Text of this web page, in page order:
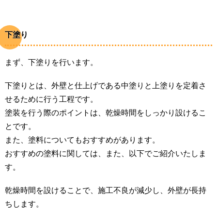
下塗り
まず、下塗りを行います。
下塗りとは、外壁と仕上げである中塗りと上塗りを定着さ
せるために行う工程です。
塗装を行う際のポイントは、乾燥時間をしっかり設けるこ
とです。
また、塗料についてもおすすめがあります。
おすすめの塗料に関しては、また、以下でご紹介いたしま
す。
乾燥時間を設けることで、施工不良が減少し、外壁が長持
ちします。